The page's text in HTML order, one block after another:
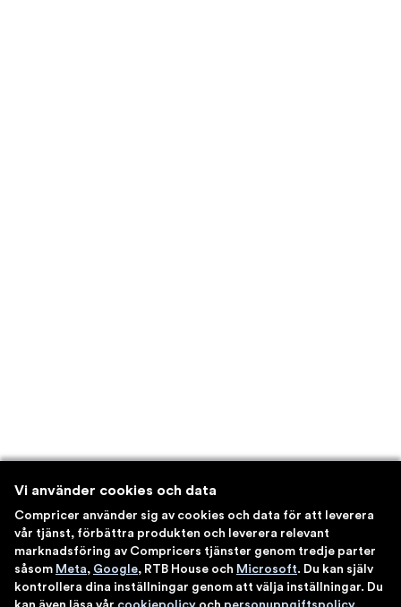
Vi använder cookies och data
Compricer använder sig av cookies och data för att leverera
vår tjänst, förbättra produkten och leverera relevant
marknadsföring av Compricers tjänster genom tredje parter
såsom Meta, Google, RTB House och Microsoft. Du kan själv
kontrollera dina inställningar genom att välja inställningar. Du